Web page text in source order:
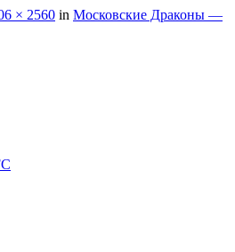
× 2560 in Московские Драконы —